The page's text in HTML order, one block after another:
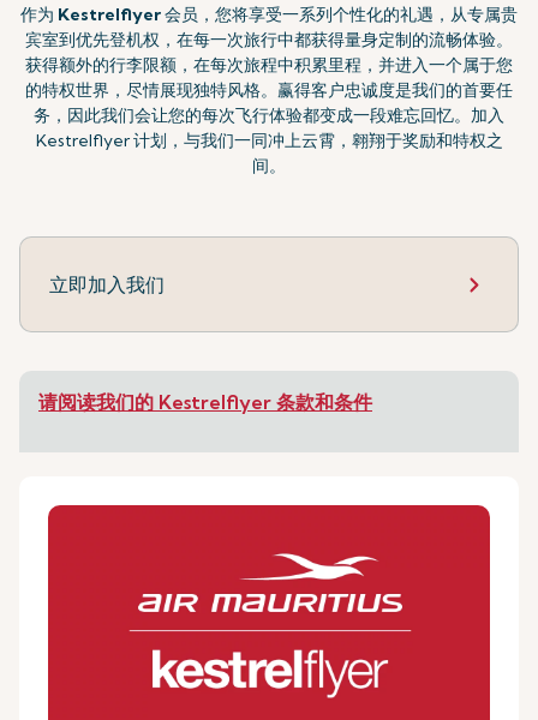
作为 Kestrelflyer会员，您将享受一系列个性化的礼遇，从专属贵
宾室到优先登机权，在每一次旅行中都获得量身定制的流畅体验。
获得额外的行李限额，在每次旅程中积累里程，并进入一个属于您
的特权世界，尽情展现独特风格。赢得客户忠诚度是我们的首要任
务，因此我们会让您的每次飞行体验都变成一段难忘回忆。加入
Kestrelflyer 计划，与我们一同冲上云霄，翱翔于奖励和特权之
间。
立即加入我们
请阅读我们的 Kestrelflyer 条款和条件